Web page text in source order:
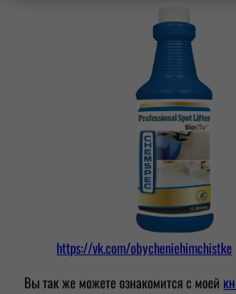
https://vk.com/obycheniehimchistke
Вы так же можете ознакомится с моей